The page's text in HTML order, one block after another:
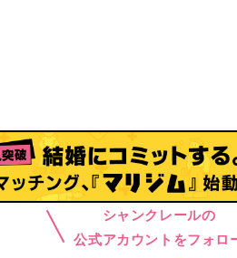
シャンクレールの
公式アカウントをフォロ